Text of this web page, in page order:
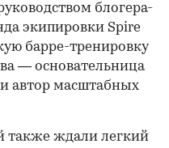
блогера-
экипировки Spire
барре-тренировку
— основательница
автор масштабных
также ждали легкий